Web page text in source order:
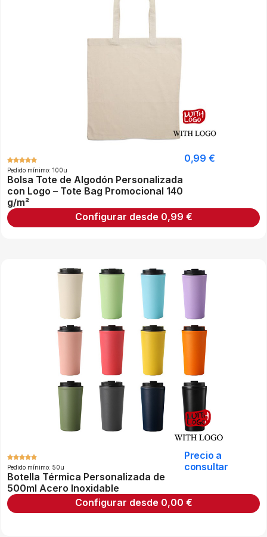
Pedido mínimo: 100u
Bolsa Tote de Algodón Personalizada
con Logo – Tote Bag Promocional 140
g/m²
0,99 €
Configurar desde 0,99 €
Pedido mínimo: 50u
Botella Térmica Personalizada de
500ml Acero Inoxidable
Precio a
consultar
Configurar desde 0,00 €